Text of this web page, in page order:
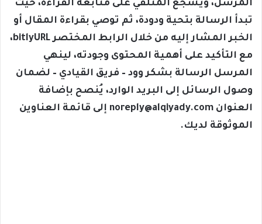
المرسل، ويشجع المتلقي على متابعة القراءة، حيث
تبدأ الرسالة بتحية ودودة، ثم توصي بقراءة المقال أو
الخبر المشار إليه من خلال الرابط المختصر bitlyURL،
مع التأكيد على أهمية المحتوى وجودته، لينهي
المرسل الرسالة بشكر وود – فريق القيادي – لضمان
وصول الرسائل إلى البريد الوارد، يُنصح بإضافة
العنوان noreply@alqiyady.com إلى قائمة العناوين
الموثوقة لديك.